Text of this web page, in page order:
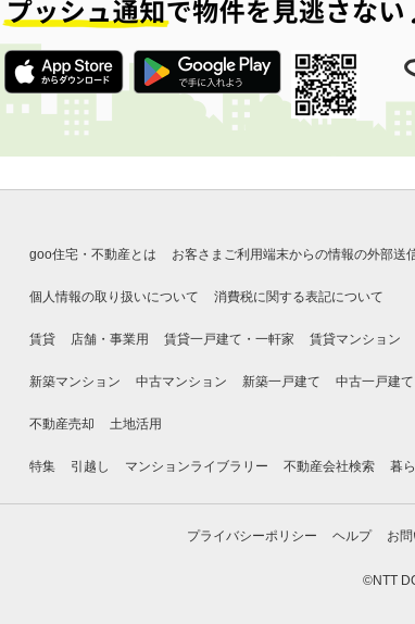
goo住宅・不動産とは お客さまご利用端末からの情報の外部送
個人情報の取り扱いについて 消費税に関する表記について
賃貸 店舗・事業用 賃貸一戸建て・一軒家 賃貸マンション
新築マンション 中古マンション 新築一戸建て 中古一戸建て
不動産売却 土地活用
特集 引越し マンションライブラリー 不動産会社検索 暮
プライバシーポリシー ヘルプ お
©NTT